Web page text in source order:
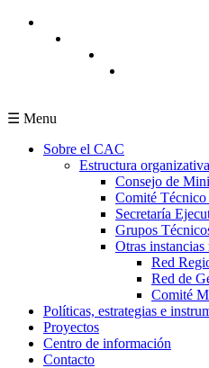
Pasar al contenido principal
☰ Menu
Sobre el CAC
Estructura organizativa
Consejo de
Comité
Secretaría
Grupos
Otras instancias
Red
Red de
Comité
Políticas, estrategias e
Proyectos
Centro de información
Contacto